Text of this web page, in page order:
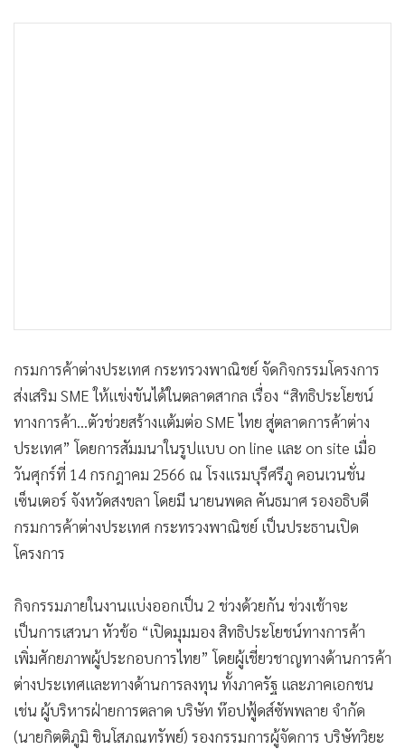
• กองทุนรวม
• Factcheck
News1
•
Gotomanager
กรมการค้าต่างประเทศ กระทรวงพาณิชย์ จัดกิจกรรมโครงการ
ส่งเสริม SME ให้แข่งขันได้ในตลาดสากล เรื่อง “สิทธิประโยชน์
ทางการค้า…ตัวช่วยสร้างแต้มต่อ SME ไทย สู่ตลาดการค้าต่าง
ประเทศ” โดยการสัมมนาในรูปแบบ on line และ on site เมื่อ
วันศุกร์ที่ 14 กรกฎาคม 2566 ณ โรงแรมบุรีศรีภู คอนเวนชั่น
เซ็นเตอร์ จังหวัดสงขลา โดยมี นายนพดล คันธมาศ รองอธิบดี
กรมการค้าต่างประเทศ กระทรวงพาณิชย์ เป็นประธานเปิด
โครงการ
กิจกรรมภายในงานแบ่งออกเป็น 2 ช่วงด้วยกัน ช่วงเช้าจะ
เป็นการเสวนา หัวข้อ “เปิดมุมมอง สิทธิประโยชน์ทางการค้า
เพิ่มศักยภาพผู้ประกอบการไทย” โดยผู้เชี่ยวชาญทางด้านการค้า
ต่างประเทศและทางด้านการลงทุน ทั้งภาครัฐ และภาคเอกชน
เช่น ผู้บริหารฝ่ายการตลาด บริษัท ท๊อปฟู้ดส์ซัพพลาย จำกัด
(นายกิตติภูมิ ชินโสภณทรัพย์) รองกรรมการผู้จัดการ บริษัทวิยะ